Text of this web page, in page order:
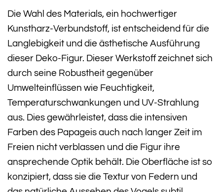
Die Wahl des Materials, ein hochwertiger
Kunstharz-Verbundstoff, ist entscheidend für die
Langlebigkeit und die ästhetische Ausführung
dieser Deko-Figur. Dieser Werkstoff zeichnet sich
durch seine Robustheit gegenüber
Umwelteinflüssen wie Feuchtigkeit,
Temperaturschwankungen und UV-Strahlung
aus. Dies gewährleistet, dass die intensiven
Farben des Papageis auch nach langer Zeit im
Freien nicht verblassen und die Figur ihre
ansprechende Optik behält. Die Oberfläche ist so
konzipiert, dass sie die Textur von Federn und